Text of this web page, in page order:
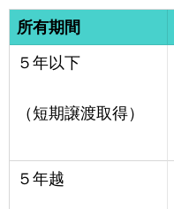
所有期間
５年以下
（短期譲渡取得）
５年越